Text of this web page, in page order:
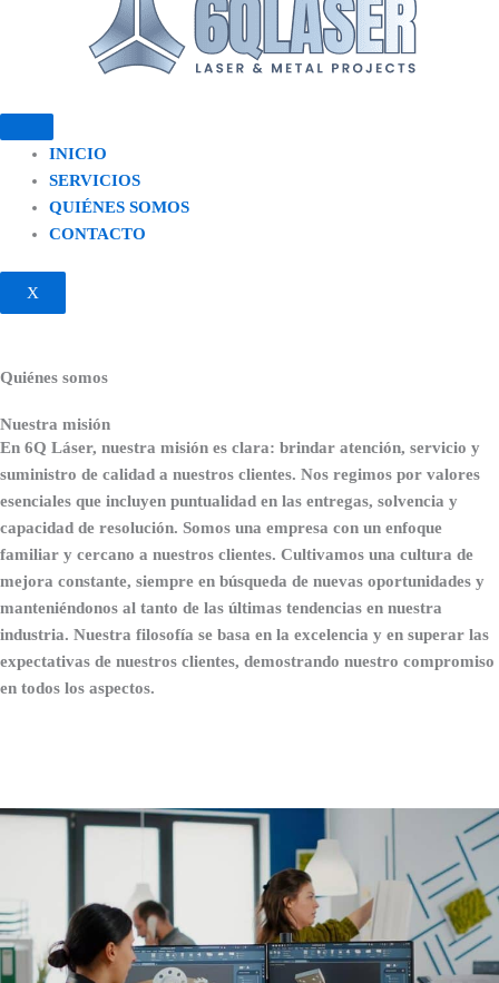
INICIO
SERVICIOS
QUIÉNES SOMOS
CONTACTO
X
Quiénes somos
Nuestra misión
En 6Q Láser, nuestra misión es clara: brindar atención, servicio y
suministro de calidad a nuestros clientes. Nos regimos por valores
esenciales que incluyen puntualidad en las entregas, solvencia y
capacidad de resolución. Somos una empresa con un enfoque
familiar y cercano a nuestros clientes. Cultivamos una cultura de
mejora constante, siempre en búsqueda de nuevas oportunidades y
manteniéndonos al tanto de las últimas tendencias en nuestra
industria. Nuestra filosofía se basa en la excelencia y en superar las
expectativas de nuestros clientes, demostrando nuestro compromiso
en todos los aspectos.